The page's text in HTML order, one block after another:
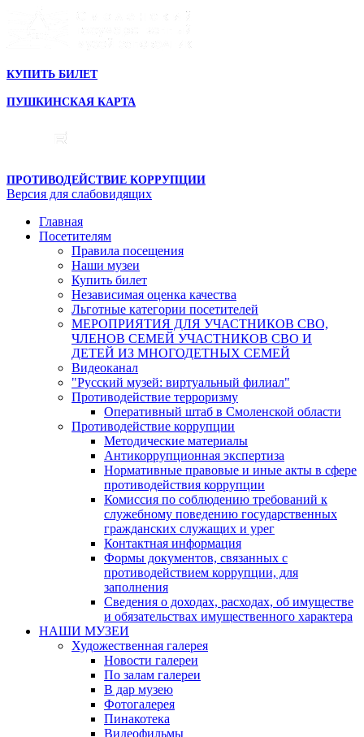
КУПИТЬ БИЛЕТ
ПУШКИНСКАЯ КАРТА
ПРОТИВОДЕЙСТВИЕ КОРРУПЦИИ
Версия для слабовидящих
Главная
Посетителям
Правила посещения
Наши музеи
Купить билет
Независимая оценка качества
Льготные категории посетителей
МЕРОПРИЯТИЯ ДЛЯ УЧАСТНИКОВ СВО,
ЧЛЕНОВ СЕМЕЙ УЧАСТНИКОВ СВО И
ДЕТЕЙ ИЗ МНОГОДЕТНЫХ СЕМЕЙ
Видеоканал
"Русский музей: виртуальный филиал"
Противодействие терроризму
Оперативный штаб в Смоленской области
Противодействие коррупции
Методические материалы
Антикоррупционная экспертиза
Нормативные правовые и иные акты в сфере
противодействия коррупции
Комиссия по соблюдению требований к
служебному поведению государственных
гражданских служащих и урег
Контактная информация
Формы документов, связанных с
противодействием коррупции, для
заполнения
Сведения о доходах, расходах, об имуществе
и обязательствах имущественного характера
НАШИ МУЗЕИ
Художественная галерея
Новости галереи
По залам галереи
В дар музею
Фотогалерея
Пинакотека
Видеофильмы